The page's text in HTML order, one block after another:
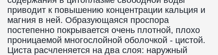
приводит к повышению концентрации кальция и
магния в ней. Образующаяся проспора
постепенно покрывается очень плотной, плохо
проницаемой многослойной оболочкой - цистой.
Циста расчленяется на два слоя: наружный